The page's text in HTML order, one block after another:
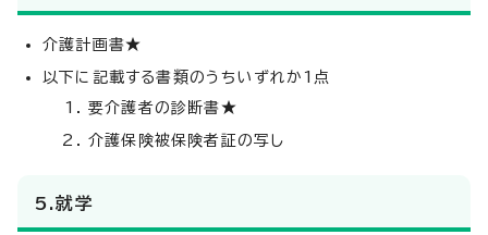
介護計画書★
以下に記載する書類のうちいずれか1点
要介護者の診断書★
介護保険被保険者証の写し
5.就学